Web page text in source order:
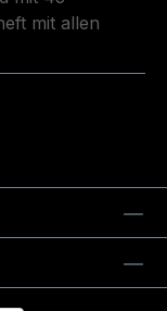
mit allen